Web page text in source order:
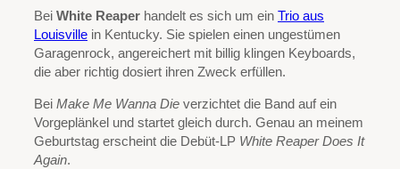
Bei White Reaper handelt es sich um ein Trio aus
Louisville in Kentucky. Sie spielen einen ungestümen
Garagenrock, angereichert mit billig klingen Keyboards,
die aber richtig dosiert ihren Zweck erfüllen.
Bei Make Me Wanna Die verzichtet die Band auf ein
Vorgeplänkel und startet gleich durch. Genau an meinem
Geburtstag erscheint die Debüt-LP White Reaper Does It
Again.